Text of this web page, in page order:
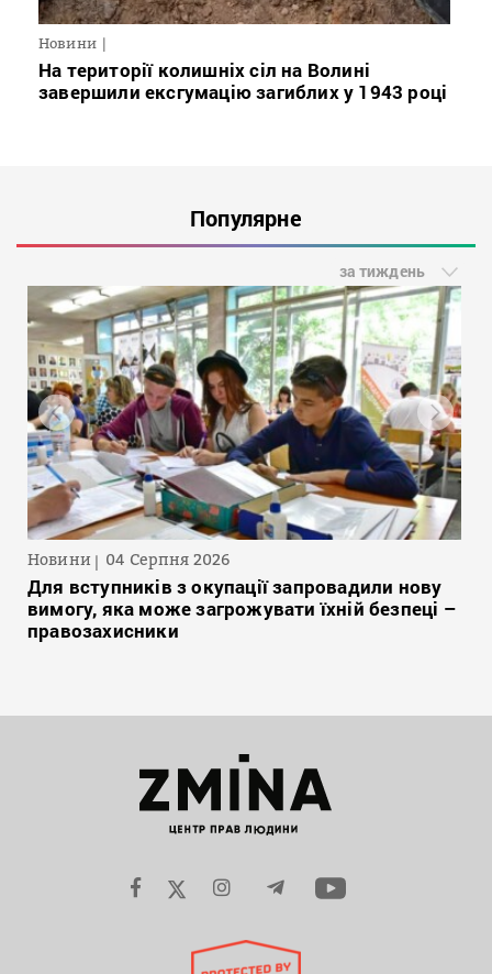
Новини
На території колишніх сіл на Волині
завершили ексгумацію загиблих у 1943 році
Популярне
за тиждень
Новини 04 Серпня 2026
Для вступників з окупації запровадили нову
вимогу, яка може загрожувати їхній безпеці –
правозахисники